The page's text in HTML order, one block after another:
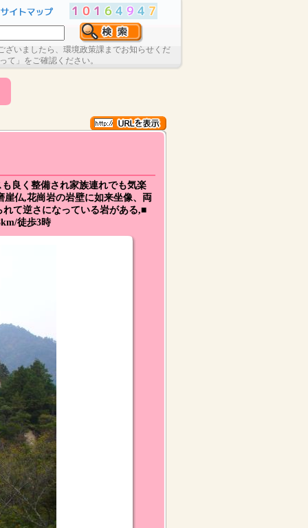
ざいましたら、環境政策課までお知らせくだ
て」をご確認ください。
良く整備され家族連れでも気楽
仏,花崗岩の岩壁に如来坐像、両
て逆さになっている岩がある,■
徒歩3時